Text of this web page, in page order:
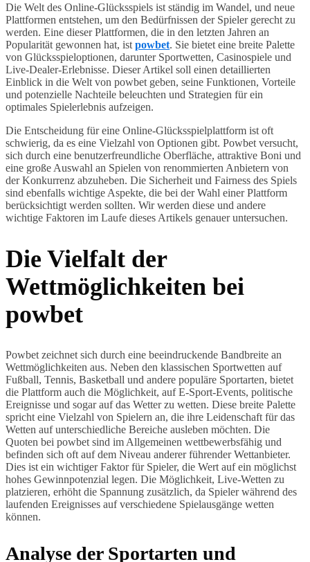
Die Welt des Online-Glücksspiels ist ständig im Wandel, und neue
Plattformen entstehen, um den Bedürfnissen der Spieler gerecht zu
werden. Eine dieser Plattformen, die in den letzten Jahren an
Popularität gewonnen hat, ist powbet. Sie bietet eine breite Palette
von Glücksspieloptionen, darunter Sportwetten, Casinospiele und
Live-Dealer-Erlebnisse. Dieser Artikel soll einen detaillierten
Einblick in die Welt von powbet geben, seine Funktionen, Vorteile
und potenzielle Nachteile beleuchten und Strategien für ein
optimales Spielerlebnis aufzeigen.
Die Entscheidung für eine Online-Glücksspielplattform ist oft
schwierig, da es eine Vielzahl von Optionen gibt. Powbet versucht,
sich durch eine benutzerfreundliche Oberfläche, attraktive Boni und
eine große Auswahl an Spielen von renommierten Anbietern von
der Konkurrenz abzuheben. Die Sicherheit und Fairness des Spiels
sind ebenfalls wichtige Aspekte, die bei der Wahl einer Plattform
berücksichtigt werden sollten. Wir werden diese und andere
wichtige Faktoren im Laufe dieses Artikels genauer untersuchen.
Die Vielfalt der
Wettmöglichkeiten bei
powbet
Powbet zeichnet sich durch eine beeindruckende Bandbreite an
Wettmöglichkeiten aus. Neben den klassischen Sportwetten auf
Fußball, Tennis, Basketball und andere populäre Sportarten, bietet
die Plattform auch die Möglichkeit, auf E-Sport-Events, politische
Ereignisse und sogar auf das Wetter zu wetten. Diese breite Palette
spricht eine Vielzahl von Spielern an, die ihre Leidenschaft für das
Wetten auf unterschiedliche Bereiche ausleben möchten. Die
Quoten bei powbet sind im Allgemeinen wettbewerbsfähig und
befinden sich oft auf dem Niveau anderer führender Wettanbieter.
Dies ist ein wichtiger Faktor für Spieler, die Wert auf ein möglichst
hohes Gewinnpotenzial legen. Die Möglichkeit, Live-Wetten zu
platzieren, erhöht die Spannung zusätzlich, da Spieler während des
laufenden Ereignisses auf verschiedene Spielausgänge wetten
können.
Analyse der Sportarten und